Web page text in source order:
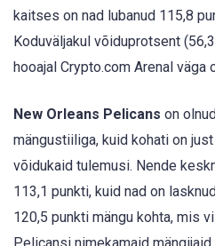
kaitses on nad lubanud 115,8
Koduväljakul võiduprotsent
hooajal Crypto.com Arenal väga
New Orleans Pelicans on
mängustiiliga, kuid kohati on
võidukaid tulemusi. Nende
113,1 punkti, kuid nad on
120,5 punkti mängu kohta, mis
Pelicansi nimekamaid mängijaid